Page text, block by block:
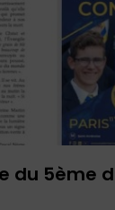
du 5ème